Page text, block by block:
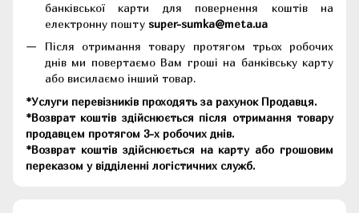
банківської карти для повернення коштів на
електронну пошту super-sumka@meta.ua
Після отримання товару протягом трьох робочих
днів ми повертаємо Вам гроші на банківську карту
або висилаємо інший товар.
*Услуги перевізників проходять за рахунок Продавця.
*Возврат коштів здійснюється після отримання товару
продавцем протягом 3-х робочих днів.
*Возврат коштів здійснюється на карту або грошовим
переказом у відділенні логістичних служб.